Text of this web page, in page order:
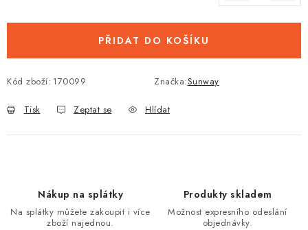
PŘIDAT DO KOŠÍKU
Kód zboží: 170099 Značka:Sunway
Tisk Zeptat se Hlídat
Nákup na splátky
Na splátky můžete zakoupit i více
zboží najednou.
Produkty skladem
Možnost expresního odeslání
objednávky.